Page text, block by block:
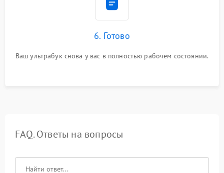
6. Готово
Ваш ультрабук снова у вас в полностью рабочем состоянии.
FAQ. Ответы на вопросы